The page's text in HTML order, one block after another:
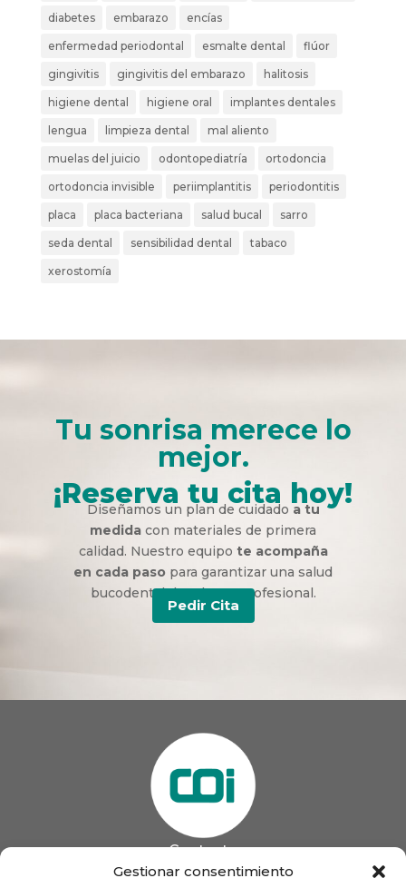
Gestionar consentimiento
diabetes embarazo encías
enfermedad periodontal esmalte dental flúor
gingivitis gingivitis del embarazo halitosis
higiene dental higiene oral implantes dentales
lengua limpieza dental mal aliento
muelas del juicio odontopediatría ortodoncia
ortodoncia invisible periimplantitis periodontitis
placa placa bacteriana salud bucal sarro
seda dental sensibilidad dental tabaco
xerostomía
Tu sonrisa merece lo
mejor.
¡Reserva tu cita hoy!
Diseñamos un plan de cuidado a tu
medida con materiales de primera
calidad. Nuestro equipo te acompaña
en cada paso para garantizar una salud
bucodental duradera y profesional.
Pedir Cita
Contacto